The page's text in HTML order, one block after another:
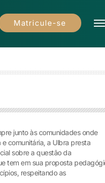
Matricule-se
junto às comunidades onde
comunitária, a Ulbra presta
sobre a questão da
tem em sua proposta
respeitando as